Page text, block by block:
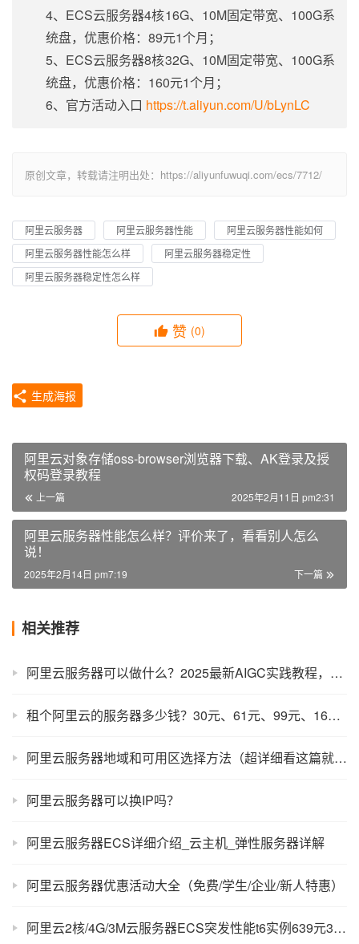
4、ECS云服务器4核16G、10M固定带宽、100G系
统盘，优惠价格：89元1个月；
5、ECS云服务器8核32G、10M固定带宽、100G系
统盘，优惠价格：160元1个月；
6、官方活动入口 https://t.aliyun.com/U/bLynLC
原创文章，转载请注明出处：https://aliyunfuwuqi.com/ecs/7712/
阿里云服务器 阿里云服务器性能
阿里云服务器性能如何
阿里云服务器性能怎么样
阿里云服务器稳定性
阿里云服务器稳定性怎么样
赞 (0)
生成海报
阿里云对象存储oss-browser浏览器下载、AK登录及授
权码登录教程
上一篇 2025年2月11日 pm2:31
阿里云服务器性能怎么样？评价来了，看看别人怎么
说！
下一篇
2025年2月14日 pm7:19
相关推荐
阿里云服务器可以做什么？2025最新AIGC实践教程，能做的太多了！
租个阿里云的服务器多少钱？30元、61元、99元、165元、199元
阿里云服务器地域和可用区选择方法（超详细看这篇就够了）
阿里云服务器可以换IP吗？
阿里云服务器ECS详细介绍_云主机_弹性服务器详解
阿里云服务器优惠活动大全（免费/学生/企业/新人特惠）
阿里云2核/4G/3M云服务器ECS突发性能t6实例639元3年优惠价